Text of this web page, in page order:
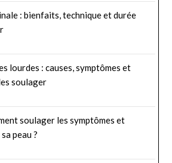
: bienfaits, technique et durée
lourdes : causes, symptômes et
soulager
soulager les symptômes et
peau ?